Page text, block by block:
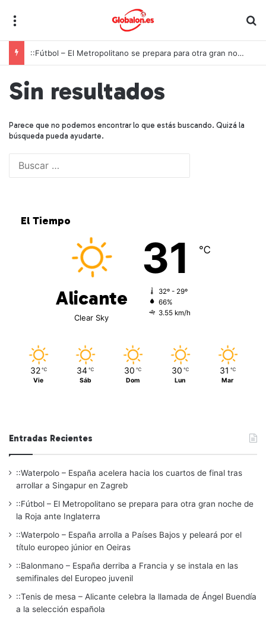
::Fútbol – El Metropolitano se prepara para otra gran noche de la Roja ante Inglaterra
Sin resultados
Parece que no podemos encontrar lo que estás buscando. Quizá la
búsqueda pueda ayudarte.
El Tiempo
Alicante
Clear Sky
31 ℃
32º - 29º
66%
3.55 km/h
32 ℃
Vie
34 ℃
Sáb
30 ℃
Dom
30 ℃
Lun
31 ℃
Mar
Entradas Recientes
::Waterpolo – España acelera hacia los cuartos de final tras
arrollar a Singapur en Zagreb
::Fútbol – El Metropolitano se prepara para otra gran noche de
la Roja ante Inglaterra
::Waterpolo – España arrolla a Países Bajos y peleará por el
título europeo júnior en Oeiras
::Balonmano – España derriba a Francia y se instala en las
semifinales del Europeo juvenil
::Tenis de mesa – Alicante celebra la llamada de Ángel Buendía
a la selección española